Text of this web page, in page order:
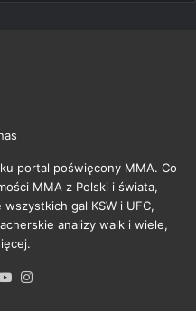
portal poświęcony MMA. Co
MMA z Polski i świata,
gal KSW i UFC,
analizy walk i wiele,
X YouTube